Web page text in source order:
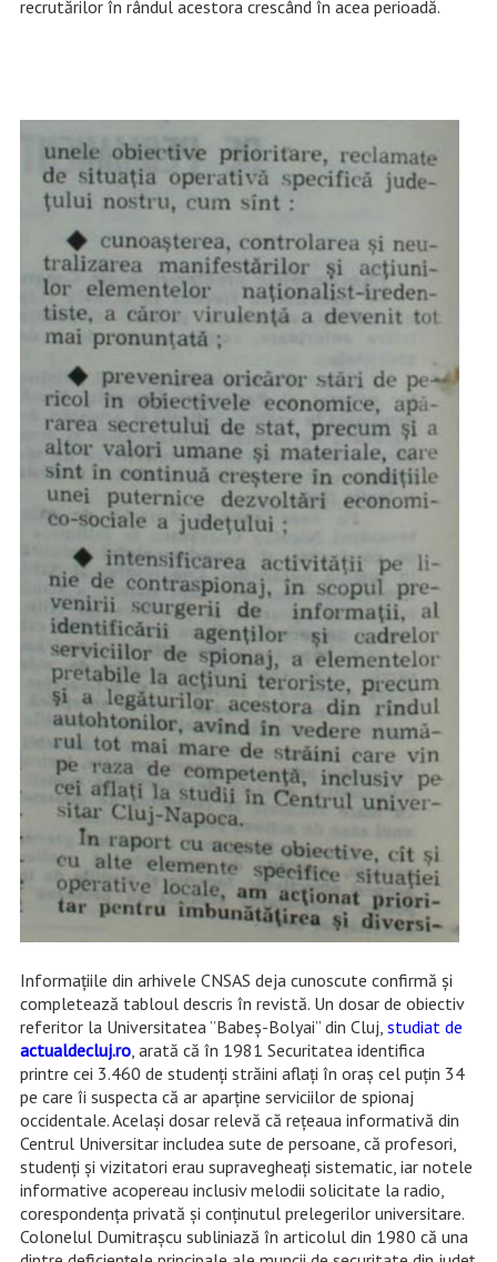
recrutărilor în rândul acestora crescând în acea perioadă.
Informațiile din arhivele CNSAS deja cunoscute confirmă și
completează tabloul descris în revistă. Un dosar de obiectiv
referitor la Universitatea ”Babeș-Bolyai” din Cluj, studiat de
actualdecluj.ro, arată că în 1981 Securitatea identifica
printre cei 3.460 de studenți străini aflați în oraș cel puțin 34
pe care îi suspecta că ar aparține serviciilor de spionaj
occidentale. Același dosar relevă că rețeaua informativă din
Centrul Universitar includea sute de persoane, că profesori,
studenți și vizitatori erau supravegheați sistematic, iar notele
informative acopereau inclusiv melodii solicitate la radio,
corespondența privată și conținutul prelegerilor universitare.
Colonelul Dumitrașcu subliniază în articolul din 1980 că una